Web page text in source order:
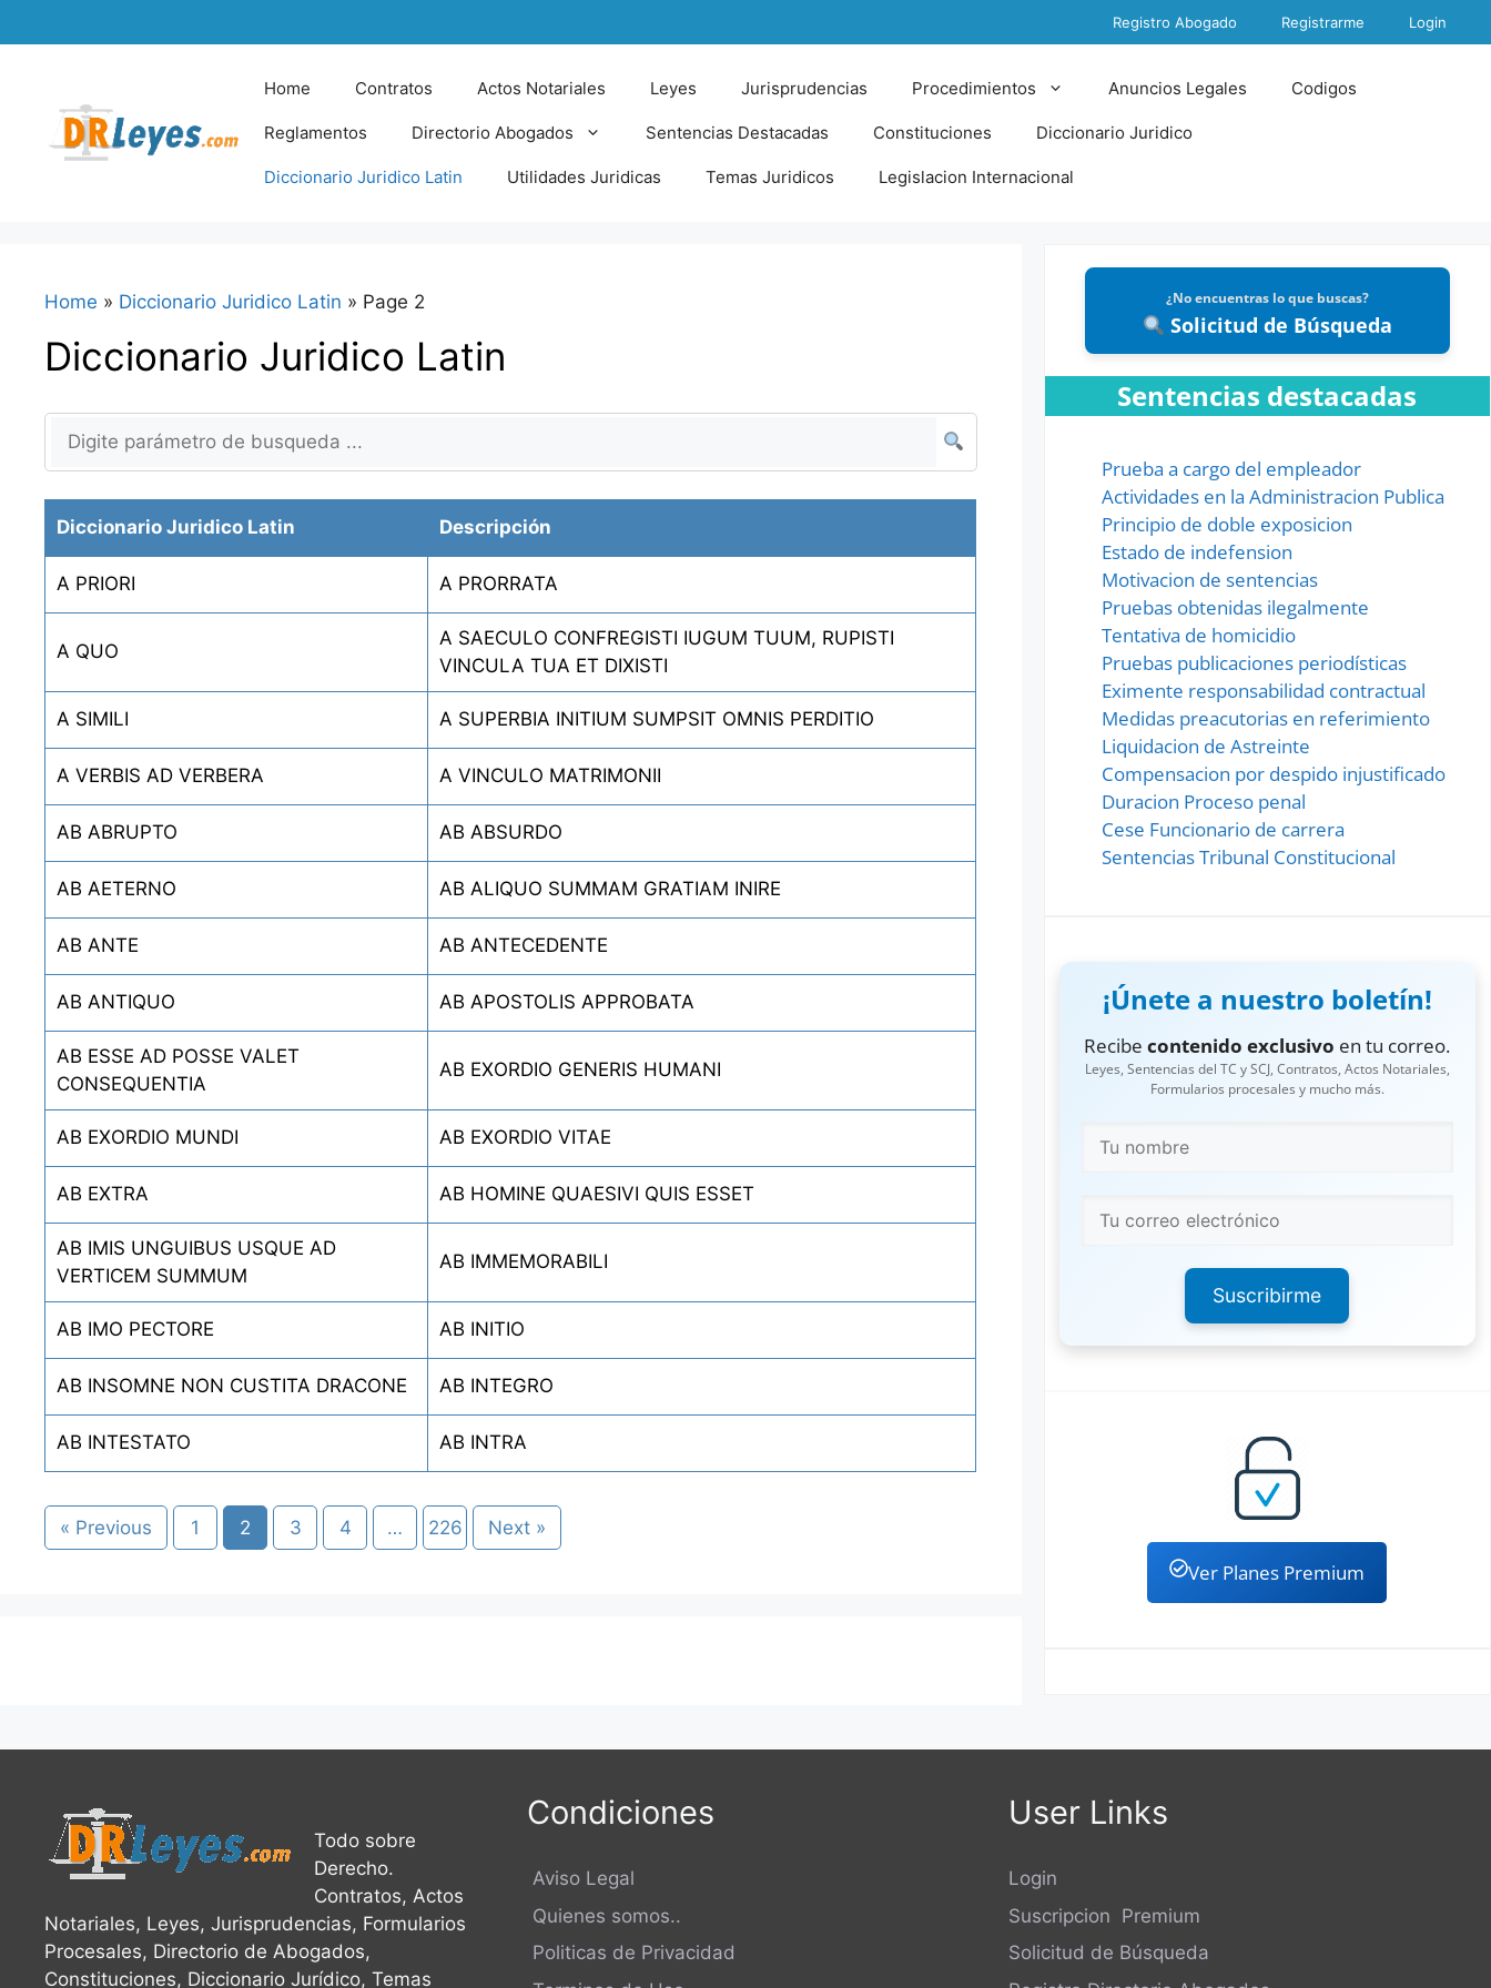
to
Registro Abogado Registrarme Login
Home Contratos Actos Notariales Leyes Jurisprudencias Procedimientos Anuncios Legales Codigos
Reglamentos Directorio Abogados Sentencias Destacadas Constituciones Diccionario Juridico
Diccionario Juridico Latin Utilidades Juridicas Temas Juridicos Legislacion Internacional
Home » Diccionario Juridico Latin » Page 2
Diccionario Juridico Latin
Diccionario Juridico Latin Descripción
A PRIORI A PRORRATA
A QUO
A SAECULO CONFREGISTI IUGUM TUUM, RUPISTI
VINCULA TUA ET DIXISTI
A SIMILI A SUPERBIA INITIUM SUMPSIT OMNIS PERDITIO
A VERBIS AD VERBERA A VINCULO MATRIMONII
AB ABRUPTO AB ABSURDO
AB AETERNO AB ALIQUO SUMMAM GRATIAM INIRE
AB ANTE AB ANTECEDENTE
AB ANTIQUO AB APOSTOLIS APPROBATA
AB ESSE AD POSSE VALET
CONSEQUENTIA
AB EXORDIO GENERIS HUMANI
AB EXORDIO MUNDI AB EXORDIO VITAE
AB EXTRA AB HOMINE QUAESIVI QUIS ESSET
AB IMIS UNGUIBUS USQUE AD
VERTICEM SUMMUM
AB IMMEMORABILI
AB IMO PECTORE AB INITIO
AB INSOMNE NON CUSTITA DRACONE AB INTEGRO
AB INTESTATO AB INTRA
« Previous 1 2 3 4 … 226 Next »
¿No encuentras lo que buscas?
Solicitud de Búsqueda
Sentencias destacadas
Prueba a cargo del empleador
Actividades en la Administracion Publica
Principio de doble exposicion
Estado de indefension
Motivacion de sentencias
Pruebas obtenidas ilegalmente
Tentativa de homicidio
Pruebas publicaciones periodísticas
Eximente responsabilidad contractual
Medidas preacutorias en referimiento
Liquidacion de Astreinte
Compensacion por despido injustificado
Duracion Proceso penal
Cese Funcionario de carrera
Sentencias Tribunal Constitucional
¡Únete a nuestro boletín!
Recibecontenido exclusivo en tu correo.
Leyes, Sentencias del TC y SCJ, Contratos, Actos Notariales,
Formularios procesales y mucho más.
Suscribirme
Ver Planes Premium
Todo sobre
Derecho.
Contratos, Actos
Notariales, Leyes, Jurisprudencias, Formularios
Procesales, Directorio de Abogados,
Constituciones, Diccionario Jurídico, Temas
Condiciones
Aviso Legal
Quienes somos..
Politicas de Privacidad
User Links
Login
Suscripcion Premium
Solicitud de Búsqueda